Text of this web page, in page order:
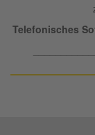
Telefonisches